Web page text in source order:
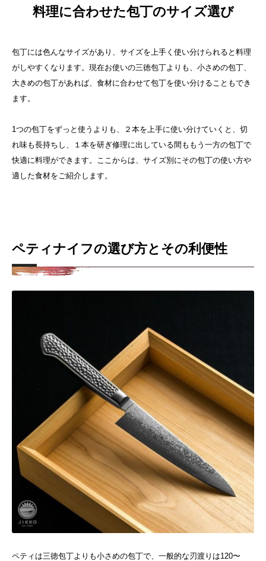
料理に合わせた包丁のサイズ選び
包丁には色んなサイズがあり、サイズを上手く使い分けられると料理
がしやすくなります。現在お使いの三徳包丁よりも、小さめの包丁、
大きめの包丁があれば、食材に合わせて包丁を使い分けることもでき
ます。
1つの包丁をずっと使うよりも、２本を上手に使い分けていくと、切
れ味も長持ちし、１本を研ぎ修理に出している間ももう一方の包丁で
快適に料理ができます。
ここからは、サイズ別にその包丁の使い方や
適した食材をご紹介します。
ペティナイフの選び方とその利便性
ペティは三徳包丁よりも小さめの包丁で、一般的な刃渡りは120〜